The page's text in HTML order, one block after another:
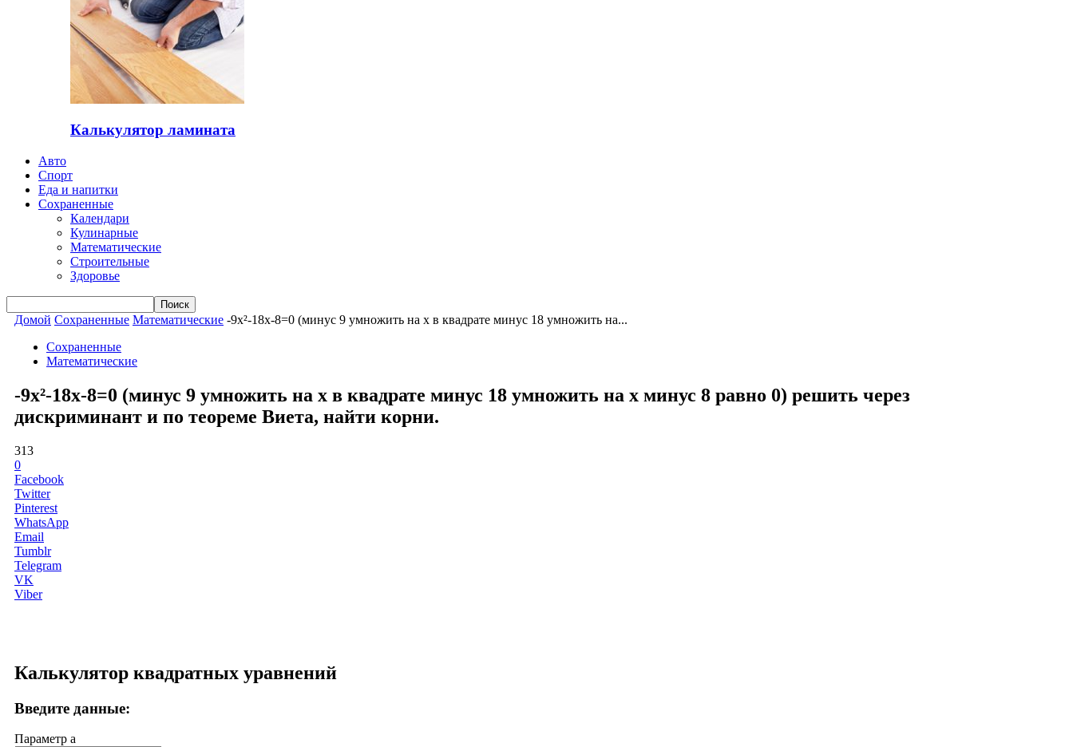
Калькулятор ламината
Авто
Спорт
Еда и напитки
Сохраненные
Календари
Кулинарные
Математические
Строительные
Здоровье
Домой Сохраненные Математические -9x²-18x-8=0 (минус 9 умножить на x в квадрате минус 18 умножить на...
Сохраненные
Математические
-9x²-18x-8=0 (минус 9 умножить на x в квадрате минус 18 умножить на x минус 8 равно 0) решить через
дискриминант и по теореме Виета, найти корни.
313
0
Facebook
Twitter
Pinterest
WhatsApp
Email
Tumblr
Telegram
VK
Viber
Калькулятор квадратных уравнений
Введите данные:
Параметр a